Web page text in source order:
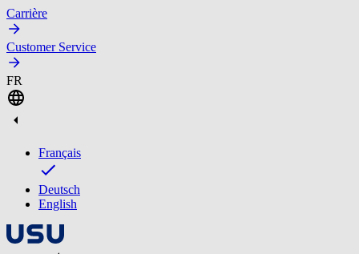
Carrière
Customer Service
FR
Français
Deutsch
English